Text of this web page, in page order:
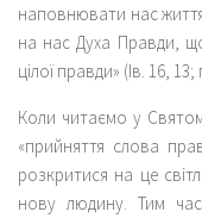
наповнювати нас
на нас Духа Правди,
цілої правди» (Ів. 16,
Коли читаємо у
«прийняття слова
розкритися на це
нову людину. Тим